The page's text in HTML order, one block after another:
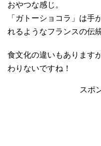
おやつな感じ。
「ガトーショコラ」は手
れるようなフランスの伝
食文化の違いもあります
わりないですね！
スポ